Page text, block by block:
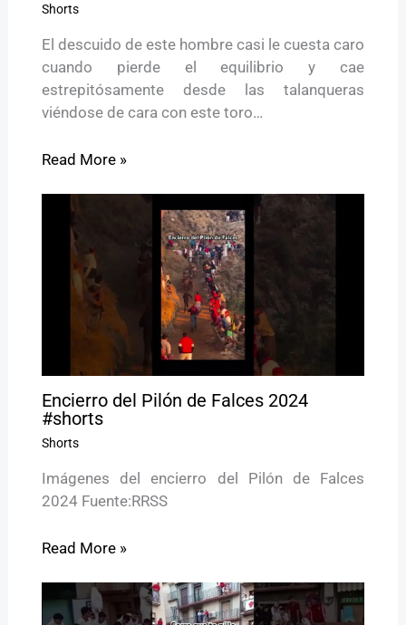
Shorts
El descuido de este hombre casi le cuesta caro
cuando pierde el equilibrio y cae
estrepitósamente desde las talanqueras
viéndose de cara con este toro…
Read More »
Encierro del Pilón de Falces 2024
#shorts
Shorts
Imágenes del encierro del Pilón de Falces
2024 Fuente:RRSS
Read More »